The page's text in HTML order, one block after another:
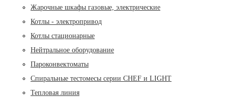
Жарочные шкафы газовые, электрические
Котлы - электропривод
Котлы стационарные
Нейтральное оборудование
Пароконвектоматы
Спиральные тестомесы серии CHEF и LIGHT
Тепловая линия